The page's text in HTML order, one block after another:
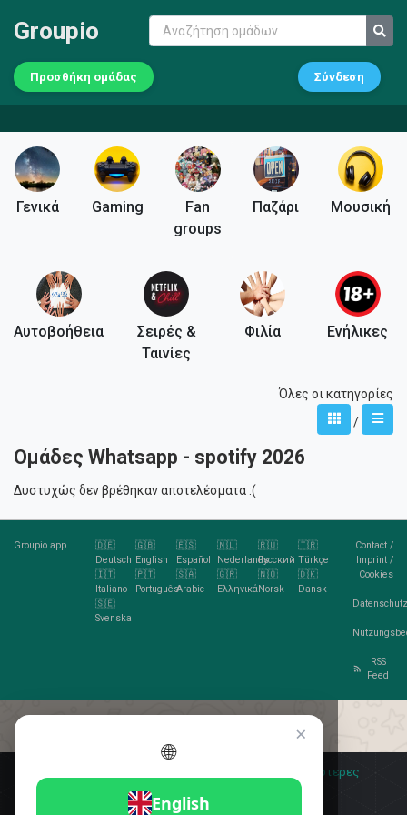
Groupio
Προσθήκη ομάδας Σύνδεση
Γενικά Gaming
Fan
groups
Παζάρι Μουσική
Αυτοβοήθεια
Σειρές &
Ταινίες
Φιλία Ενήλικες
Όλες οι κατηγορίες
/
Ομάδες Whatsapp - spotify 2026
Δυστυχώς δεν βρέθηκαν αποτελέσματα :(
Groupio.app
🇩🇪
Deutsch
🇬🇧
English
🇪🇸
Español
🇳🇱
Nederlands
🇷🇺
Русский
🇹🇷
Türkçe
🇮🇹
Italiano
🇵🇹
Português
🇸🇦
Arabic
🇬🇷
Ελληνικά
🇳🇴
Norsk
🇩🇰
Dansk
🇸🇪
Svenska
Contact/
Imprint/
Cookies
RSS
Feed
Περισσότερες
πληροφορίες
×
🌐
English